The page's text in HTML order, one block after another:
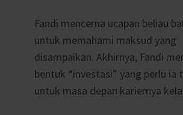
Fandi mencerna ucapan beliau
untuk memahami maksud yang
disampaikan. Akhirnya, Fandi
bentuk “investasi” yang perlu ia
untuk masa depan kariernya